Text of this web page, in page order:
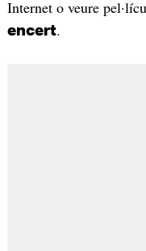
Internet o veure
encert.